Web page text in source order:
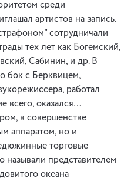
среди
артистов на запись.
сотрудничали
тех лет как Богемский,
Сабинин, и др. В
бок с Берквицем,
работал
всего, оказался…
в совершенстве
аппаратом, но и
торговые
называли представителем
океана